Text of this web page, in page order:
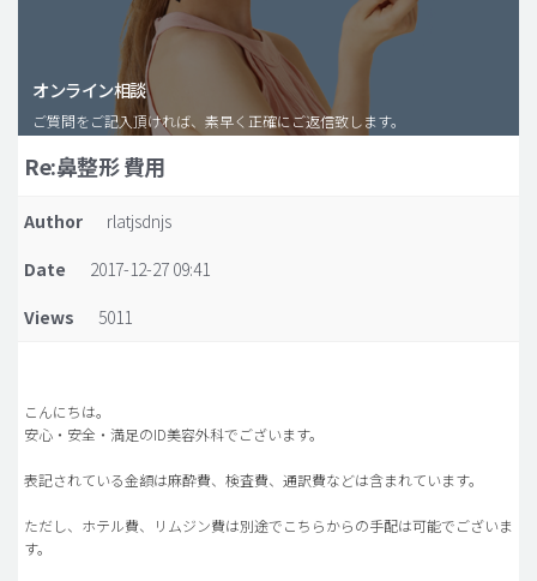
脂肪注入(アンチエイジング)
豊胸手術・バストアップ
プチ整形
idリアルストーリー
idニュース
安全整形
料金一覧
ご相談のお問い合わせ
オンライン相談
ご質問をご記入頂ければ、素早く正確にご返信致します。
Re:鼻整形 費用
Author
rlatjsdnjs
Date
2017-12-27 09:41
Views
5011
こんにちは。
安心・安全・満足のID美容外科でございます。
表記されている金額は麻酔費、検査費、通訳費などは含まれています。
ただし、ホテル費、リムジン費は別途でこちらからの手配は可能でございま
す。